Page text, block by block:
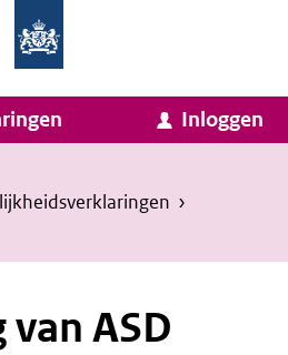
van
Zaken
Koninkrijksrelaties
Homepage
van
Invulassistent
Toegankelijkheidsverklaring
Inloggen
›
ASD